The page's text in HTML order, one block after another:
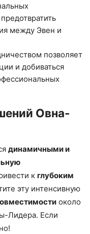
между Эвен и
позволяет
и добиваться
Овна-
динамичными и
к глубоким
эту интенсивную
около
Лидера. Если